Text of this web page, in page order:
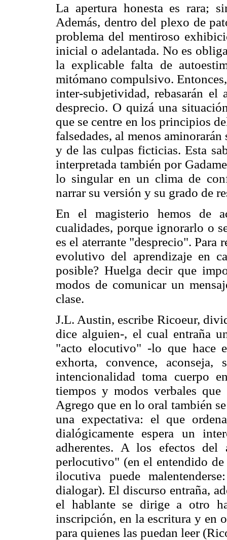
La apertura honesta es rara;
Además, dentro del plexo de
problema del mentiroso
inicial o adelantada. No es
la explicable falta de
mitómano compulsivo.
inter-subjetividad, rebasarán el
desprecio. O quizá una
que se centre en los principios
falsedades, al menos
y de las culpas ficticias. Esta
interpretada también por
lo singular en un clima de
narrar su versión y su grado de
En el magisterio hemos de
cualidades, porque ignorarlo o
es el aterrante "desprecio". Para
evolutivo del aprendizaje en
posible? Huelga decir que
modos de comunicar un
clase.
J.L. Austin, escribe Ricoeur,
dice alguien-, el cual entraña
"acto elocutivo" -lo que hace
exhorta, convence, aconseja,
intencionalidad toma cuerpo
tiempos y modos verbales
Agrego que en lo oral también
una expectativa: el que
dialógicamente espera un
adherentes. A los efectos
perlocutivo" (en el entendido
ilocutiva puede
dialogar). El discurso entraña,
el hablante se dirige a otro
inscripción, en la escritura y en
para quienes las puedan leer